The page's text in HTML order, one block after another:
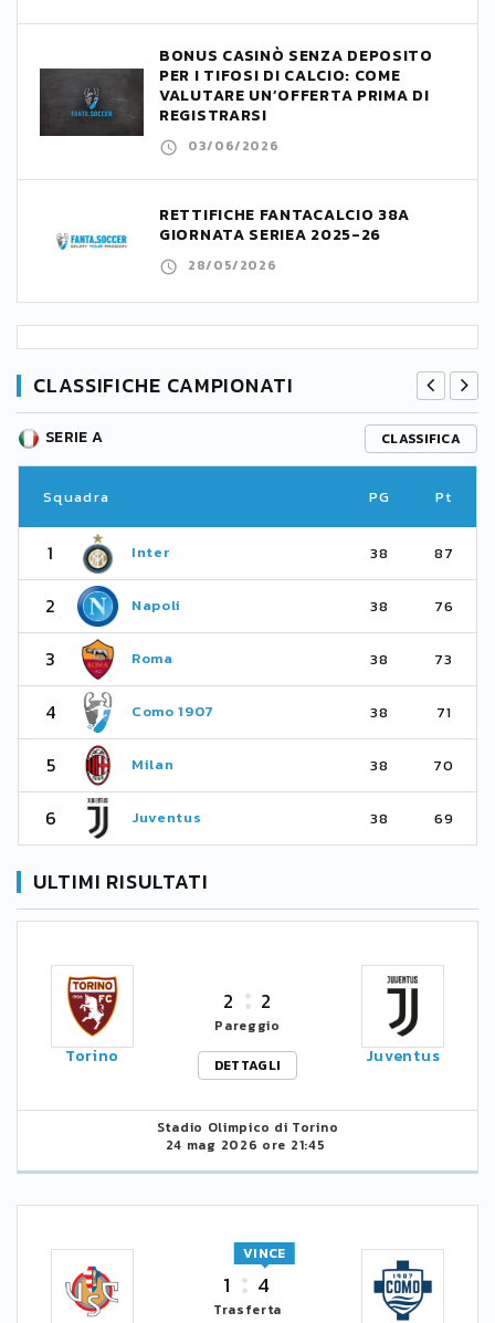
BONUS CASINÒ SENZA DEPOSITO
PER I TIFOSI DI CALCIO: COME
VALUTARE UN’OFFERTA PRIMA DI
REGISTRARSI
03/06/2026
RETTIFICHE FANTACALCIO 38A
GIORNATA SERIEA 2025-26
28/05/2026
CLASSIFICHE CAMPIONATI
SERIE A CLASSIFICA
Squadra PG Pt
1 Inter 38 87
2 Napoli 38 76
3 Roma 38 73
4 Como 1907 38 71
5 Milan 38 70
6 Juventus 38 69
ULTIMI RISULTATI
Torino
2 2
Pareggio
DETTAGLI
Juventus
Stadio Olimpico di Torino
24 mag 2026 ore 21:45
1 4
VINCE
Trasferta